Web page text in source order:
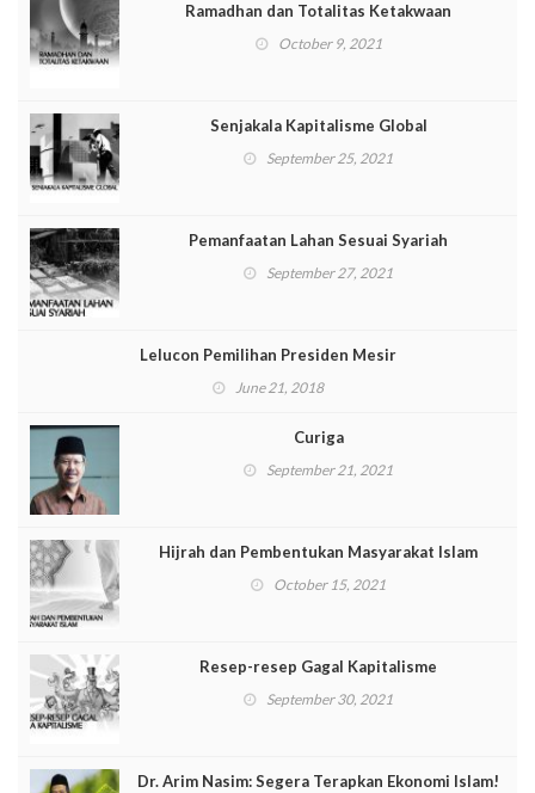
Ramadhan dan Totalitas Ketakwaan
October 9, 2021
Senjakala Kapitalisme Global
September 25, 2021
Pemanfaatan Lahan Sesuai Syariah
September 27, 2021
Lelucon Pemilihan Presiden Mesir
June 21, 2018
Curiga
September 21, 2021
Hijrah dan Pembentukan Masyarakat Islam
October 15, 2021
Resep-resep Gagal Kapitalisme
September 30, 2021
Dr. Arim Nasim: Segera Terapkan Ekonomi Islam!